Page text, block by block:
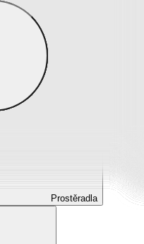
Prostěradla